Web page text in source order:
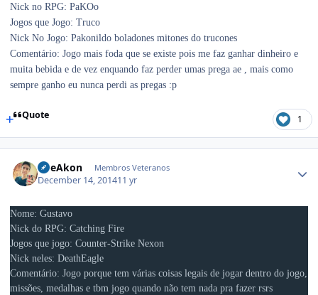
Nick no RPG: PaKOo
Jogos que Jogo: Truco
Nick No Jogo: Pakonildo boladones mitones do trucones
Comentário: Jogo mais foda que se existe pois me faz ganhar dinheiro e
muita bebida e de vez enquando faz perder umas prega ae , mais como
sempre ganho eu nunca perdi as pregas :p
Quote 1
FireAkon Membros Veteranos
December 14, 201411 yr
Nome: Gustavo
Nick do RPG: Catching Fire
Jogos que jogo: Counter-Strike Nexon
Nick neles: DeathEagle
Comentário: Jogo porque tem várias coisas legais de jogar dentro do jogo,
missões, medalhas e tbm jogo quando não tem nada pra fazer rsrs